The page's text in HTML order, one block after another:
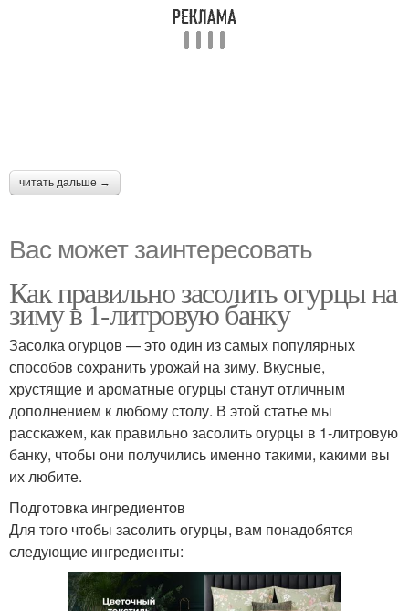
читать дальше →
Вас может заинтересовать
Как правильно засолить огурцы на
зиму в 1-литровую банку
Засолка огурцов — это один из самых популярных
способов сохранить урожай на зиму. Вкусные,
хрустящие и ароматные огурцы станут отличным
дополнением к любому столу. В этой статье мы
расскажем, как правильно засолить огурцы в 1-литровую
банку, чтобы они получились именно такими, какими вы
их любите.
Подготовка ингредиентов
Для того чтобы засолить огурцы, вам понадобятся
следующие ингредиенты: